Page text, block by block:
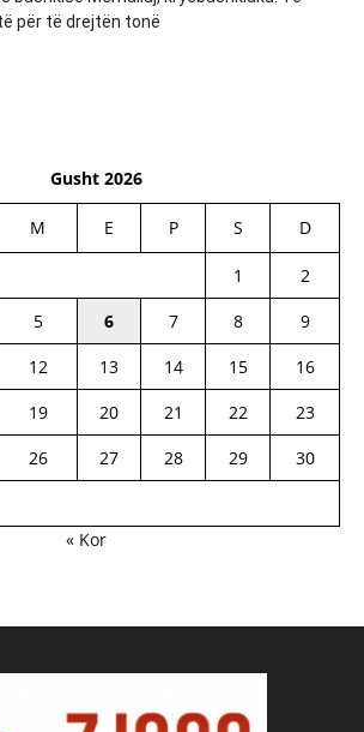
për të drejtën tonë
Gusht 2026
M E P S D
1
2
5 6 7 8
9
12 13 14 15
16
19 20 21 22
23
26 27 28 29
30
« Kor